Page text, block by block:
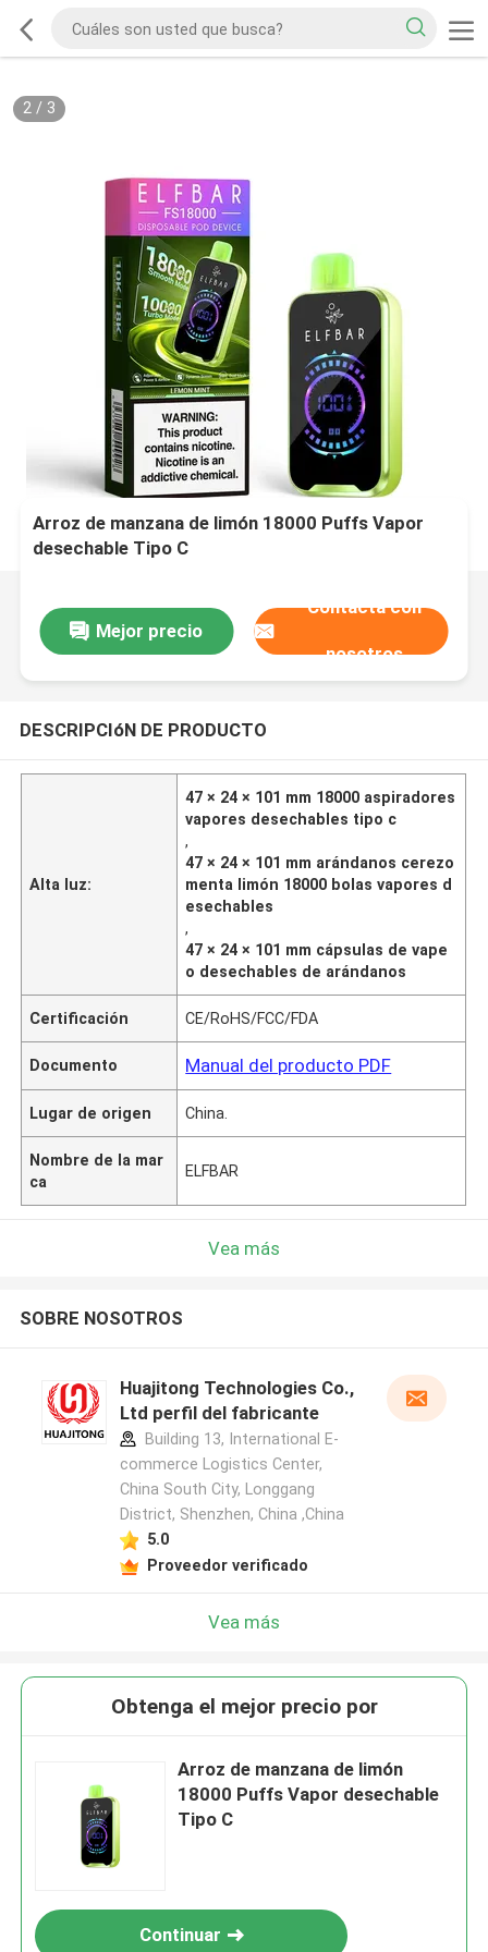
2/ 3
Arroz de manzana de limón 18000 Puffs Vapor
desechable Tipo C
Mejor precio
Contacta con
nosotros
DESCRIPCIóN DE PRODUCTO
Alta luz:
47 × 24 × 101 mm 18000 aspiradores
vapores desechables tipo c
,
47 × 24 × 101 mm arándanos cerezo
menta limón 18000 bolas vapores d
esechables
,
47 × 24 × 101 mm cápsulas de vape
o desechables de arándanos
Certificación CE/RoHS/FCC/FDA
Documento Manual del producto PDF
Lugar de origen China.
Nombre de la mar
ca
ELFBAR
Vea más
SOBRE NOSOTROS
Huajitong Technologies Co.,
Ltd perfil del fabricante
Building 13, International E-
commerce Logistics Center,
China South City, Longgang
District, Shenzhen, China ,China
5.0
Proveedor verificado
Vea más
Obtenga el mejor precio por
Arroz de manzana de limón
18000 Puffs Vapor desechable
Tipo C
Continuar